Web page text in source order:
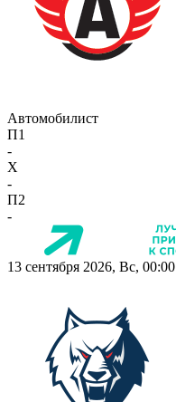
Автомобилист
П1
-
X
-
П2
-
13 сентября 2026, Вс, 00:00